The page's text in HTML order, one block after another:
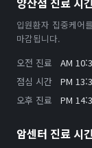
입원환자 집중케어
마감됩니다.
오전 진료
AM
점심 시간
PM
오후 진료
PM
암센터 진료 시